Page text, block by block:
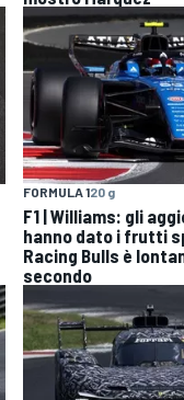
FORMULA 120 g
F1 | Williams: gli
hanno dato i frutti
Racing Bulls è
secondo